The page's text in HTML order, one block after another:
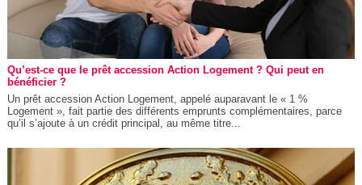
Qu’est-ce que le prêt accession Action Logement ? Qui peut en
bénéficier ?
Un prêt accession Action Logement, appelé auparavant le « 1 %
Logement », fait partie des différents emprunts complémentaires, parce
qu’il s’ajoute à un crédit principal, au même titre...